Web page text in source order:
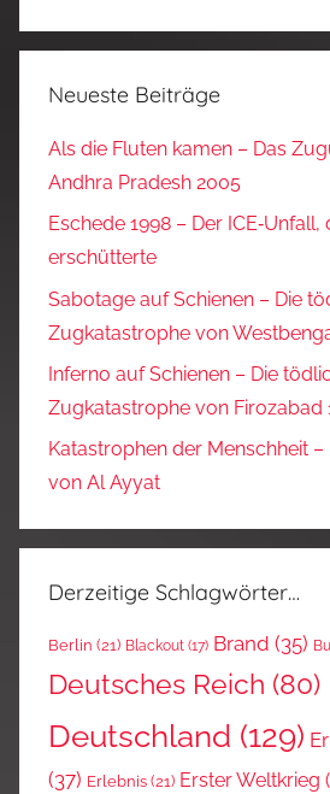
Neueste Beiträge
Als die Fluten kamen – Das
Andhra Pradesh 2005
Eschede 1998 – Der
erschütterte
Sabotage auf Schienen – Die
Zugkatastrophe von
Inferno auf Schienen – Die
Zugkatastrophe von Firozabad
Katastrophen der Menschheit
von Al Ayyat
Derzeitige Schlagwörter…
Berlin (21) Blackout (17) Brand (35)
Deutsches Reich (80)
Deutschland (129)
(37) Erlebnis (21) Erster Weltkrieg